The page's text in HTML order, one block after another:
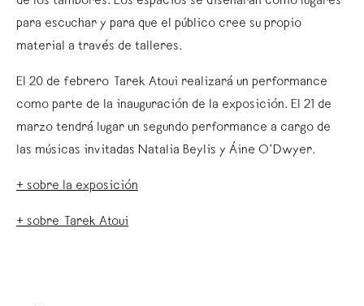
para escuchar y para que el público cree su propio
material a través de talleres.
El 20 de febrero Tarek Atoui realizará un performance
como parte de la inauguración de la exposición. El 21 de
marzo tendrá lugar un segundo performance a cargo de
las músicas invitadas Natalia Beylis y Áine O’Dwyer.
+ sobre la exposición
+ sobre Tarek Atoui